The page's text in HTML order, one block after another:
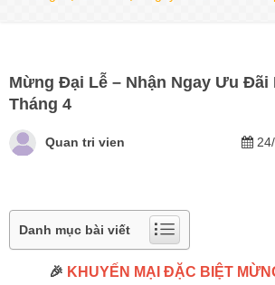
Mừng Đại Lễ – Nhận Ngay Ưu Đãi
Tháng 4
Quan tri vien
Danh mục bài viết
🎉 KHUYẾN MẠI ĐẶC BIỆT